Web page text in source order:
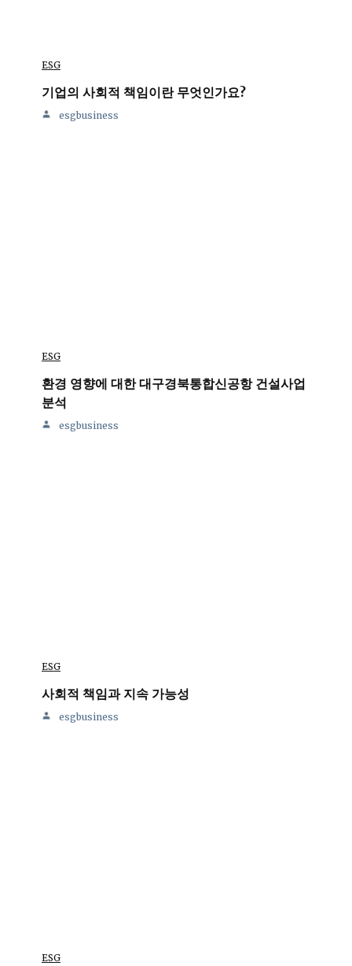
ESG
기업의 사회적 책임이란 무엇인가요?
esgbusiness
ESG
환경 영향에 대한 대구경북통합신공항 건설사업
분석
esgbusiness
ESG
사회적 책임과 지속 가능성
esgbusiness
ESG